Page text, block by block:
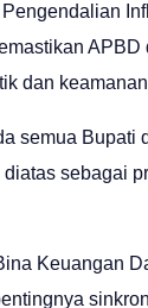
dan
semua
sebagai
Keuangan